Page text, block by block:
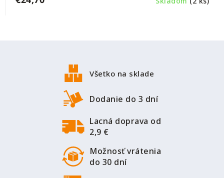
Všetko na sklade
Dodanie do 3 dní
Lacná doprava od
2,9 €
Možnosť vrátenia
do 30 dní